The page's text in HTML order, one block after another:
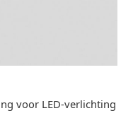
voor LED-verlichting